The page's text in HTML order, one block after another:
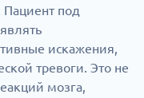
под
искажения,
тревоги. Это не
мозга,